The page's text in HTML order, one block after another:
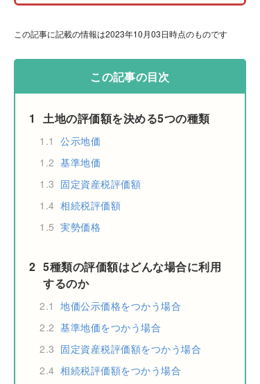
この記事に記載の情報は2023年10月03日時点のものです
この記事の目次
1 土地の評価額を決める5つの種類
1.1 公示地価
1.2 基準地価
1.3 固定資産税評価額
1.4 相続税評価額
1.5 実勢価格
2 5種類の評価額はどんな場合に利用
するのか
2.1 地価公示価格をつかう場合
2.2 基準地価をつかう場合
2.3 固定資産税評価額をつかう場合
2.4 相続税評価額をつかう場合